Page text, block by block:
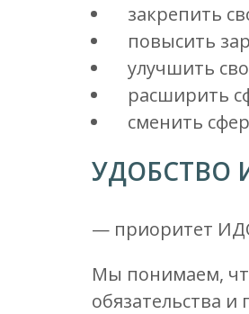
закрепить
повысить
улучшить
расширить
сменить
УДОБСТВО
— приоритет
Мы понимаем,
обязательства